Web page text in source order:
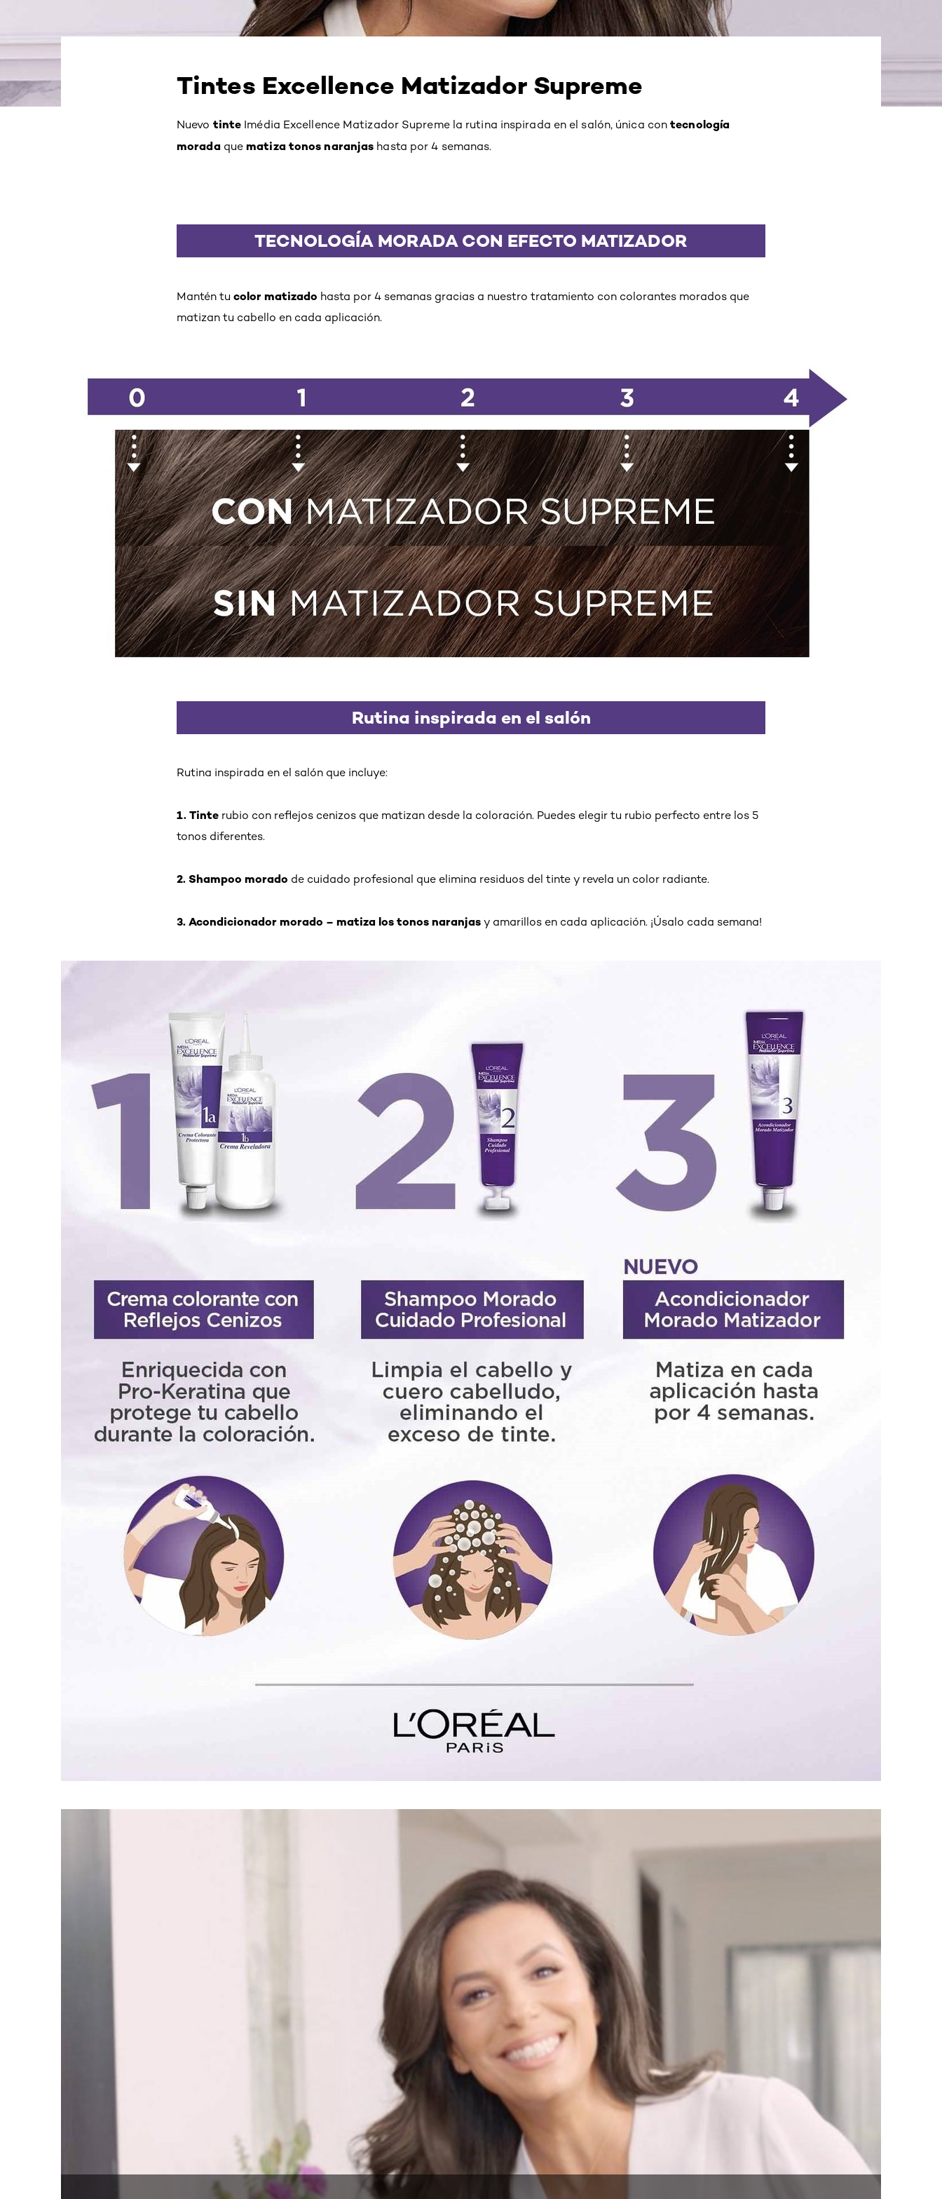
Tintes Excellence Matizador Supreme
Nuevo tinte Imédia Excellence Matizador Supreme la rutina inspirada en el salón, única contecnología
morada quematiza tonos naranjas hasta por 4 semanas.
TECNOLOGÍA MORADA CON EFECTO MATIZADOR
Mantén tu color matizado hasta por 4 semanas gracias a nuestro tratamiento con colorantes morados que
matizan tu cabello en cada aplicación.
Rutina inspirada en el salón
Rutina inspirada en el salón que incluye:
1. Tinte rubio con reflejos cenizos que matizan desde la coloración. Puedes elegir tu rubio perfecto entre los 5
tonos diferentes.
2. Shampoo morado de cuidado profesional que elimina residuos del tinte y revela un color radiante.
3. Acondicionador morado – matiza los tonos naranjas y amarillos en cada aplicación. ¡Úsalo cada semana!